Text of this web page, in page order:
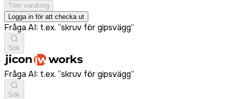
Töm varukorg
Logga in för att checka ut
Fråga AI: t.ex. “skruv för gipsvägg”
Sök
Fråga AI: t.ex. “skruv för gipsvägg”
Sök